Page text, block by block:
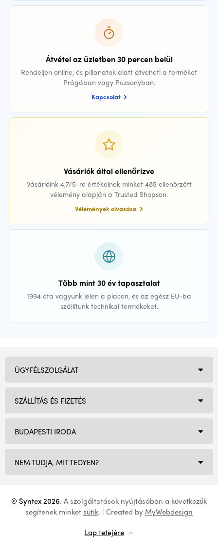
Átvétel az üzletben 30 percen belül
Rendeljen online, és pillanatok alatt átveheti a terméket
Prágában vagy Pozsonyban.
Kapcsolat
Vásárlók által ellenőrizve
Vásárlóink 4,7/5-re értékelnek minket 485 ellenőrzött
vélemény alapján a Trusted Shopson.
Vélemények olvasása
Több mint 30 év tapasztalat
1994 óta vagyunk jelen a piacon, és az egész EU-ba
szállítunk technikai termékeket.
BUDAPESTI IRODA
NEM TUDJA, MIT TEGYEN?
ÜGYFÉLSZOLGÁLAT
SZÁLLÍTÁS ÉS FIZETÉS
© Syntex 2026. A szolgáltatások nyújtásában a következők
segítenek minketsütik. | Created by MyWebdesign
Lap tetejére